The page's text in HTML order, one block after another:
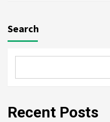
Search
Recent Posts